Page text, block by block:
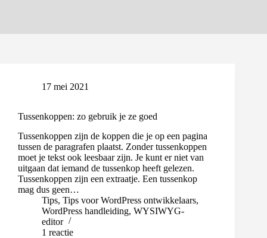
17 mei 2021
Tussenkoppen: zo gebruik je ze goed
Tussenkoppen zijn de koppen die je op een pagina
tussen de paragrafen plaatst. Zonder tussenkoppen
moet je tekst ook leesbaar zijn. Je kunt er niet van
uitgaan dat iemand de tussenkop heeft gelezen.
Tussenkoppen zijn een extraatje. Een tussenkop
mag dus geen…
Tips, Tips voor WordPress ontwikkelaars,
WordPress handleiding, WYSIWYG-
editor
1 reactie